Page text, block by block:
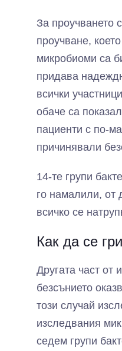
За проучването
проучване,
микробиоми са
придава
всички
обаче са
пациенти с по-
причинявали
14-те групи
го намалили, от
всичко се
Как да се
Другата част от
безсънието
този случай
изследвания
седем групи